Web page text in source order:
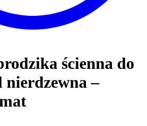
ścienna do
nierdzewna –